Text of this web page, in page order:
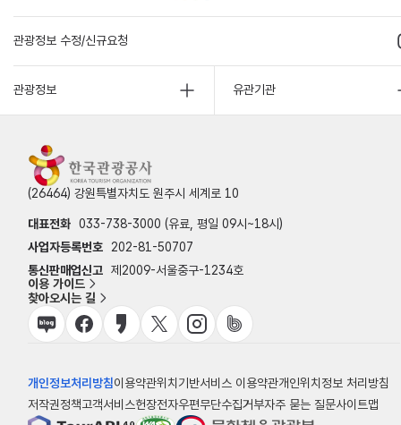
관광정보 수정/신규요청
관광정보 유관기관
(26464) 강원특별자치도 원주시 세계로 10
대표전화 033-738-3000 (유료, 평일 09시~18시)
사업자등록번호
202-81-50707
통신판매업신고 제2009-서울중구-1234호
이용 가이드
찾아오시는 길
개인정보처리방침이용약관위치기반서비스 이용약관개인위치정보 처리방침
저작권정책고객서비스헌장전자우편무단수집거부자주 묻는 질문사이트맵